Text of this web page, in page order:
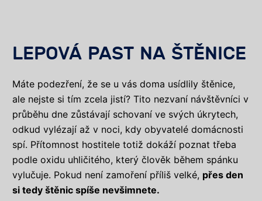
LEPOVÁ PAST NA ŠTĚNICE
Máte podezření, že se u vás doma usídlily štěnice,
ale nejste si tím zcela jistí? Tito nezvaní návštěvníci v
průběhu dne zůstávají schovaní ve svých úkrytech,
odkud vylézají až v noci, kdy obyvatelé domácnosti
spí. Přítomnost hostitele totiž dokáží poznat třeba
podle oxidu uhličitého, který člověk během spánku
vylučuje. Pokud není zamoření příliš velké, přes den
si tedy štěnic spíše nevšimnete.